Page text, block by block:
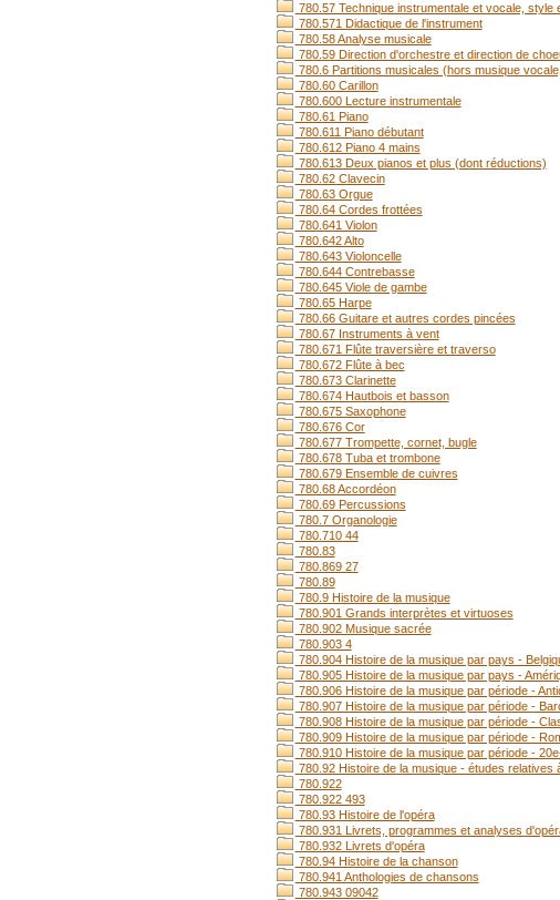
780.57 Technique instrumentale et vocale, style
780.571 Didactique de l'instrument
780.58 Analyse musicale
780.59 Direction d'orchestre et direction de
780.6 Partitions musicales (hors musique
780.60 Carillon
780.600 Lecture instrumentale
780.61 Piano
780.611 Piano débutant
780.612 Piano 4 mains
780.613 Deux pianos et plus (dont réductions)
780.62 Clavecin
780.63 Orgue
780.64 Cordes frottées
780.641 Violon
780.642 Alto
780.643 Violoncelle
780.644 Contrebasse
780.645 Viole de gambe
780.65 Harpe
780.66 Guitare et autres cordes pincées
780.67 Instruments à vent
780.671 Flûte traversière et traverso
780.672 Flûte à bec
780.673 Clarinette
780.674 Hautbois et basson
780.675 Saxophone
780.676 Cor
780.677 Trompette, cornet, bugle
780.678 Tuba et trombone
780.679 Ensemble de cuivres
780.68 Accordéon
780.69 Percussions
780.7 Organologie
780.710 44
780.83
780.869 27
780.89
780.9 Histoire de la musique
780.901 Grands interprètes et virtuoses
780.902 Musique sacrée
780.903 4
780.904 Histoire de la musique par pays -
780.905 Histoire de la musique par pays -
780.906 Histoire de la musique par période -
780.907 Histoire de la musique par période -
780.908 Histoire de la musique par période -
780.909 Histoire de la musique par période -
780.910 Histoire de la musique par période -
780.92 Histoire de la musique - études relatives
780.922
780.922 493
780.93 Histoire de l'opéra
780.931 Livrets, programmes et analyses
780.932 Livrets d'opéra
780.94 Histoire de la chanson
780.941 Anthologies de chansons
780.943 09042